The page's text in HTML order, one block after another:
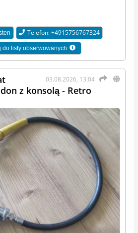
Telefon: +4915756767324
do listy obserwowanych
03.08.2026, 13:04
z konsolą - Retro